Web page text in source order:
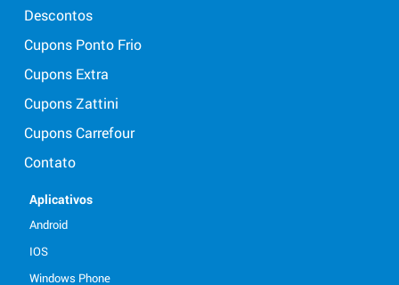
Descontos
Cupons Ponto Frio
Cupons Extra
Cupons Zattini
Cupons Carrefour
Contato
Aplicativos
Android
IOS
Windows Phone